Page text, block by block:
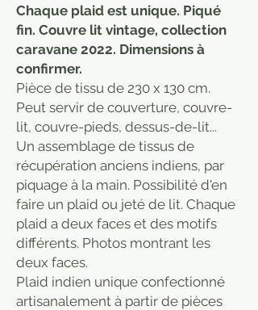
Chaque plaid est unique. Piqué
fin. Couvre lit vintage, collection
caravane 2022. Dimensions à
confirmer.
Pièce de tissu de 230 x 130 cm.
Peut servir de couverture, couvre-
lit, couvre-pieds, dessus-de-lit...
Un assemblage de tissus de
récupération anciens indiens, par
piquage à la main. Possibilité d'en
faire un plaid ou jeté de lit. Chaque
plaid a deux faces et des motifs
différents. Photos montrant les
deux faces.
Plaid indien unique confectionné
artisanalement à partir de pièces